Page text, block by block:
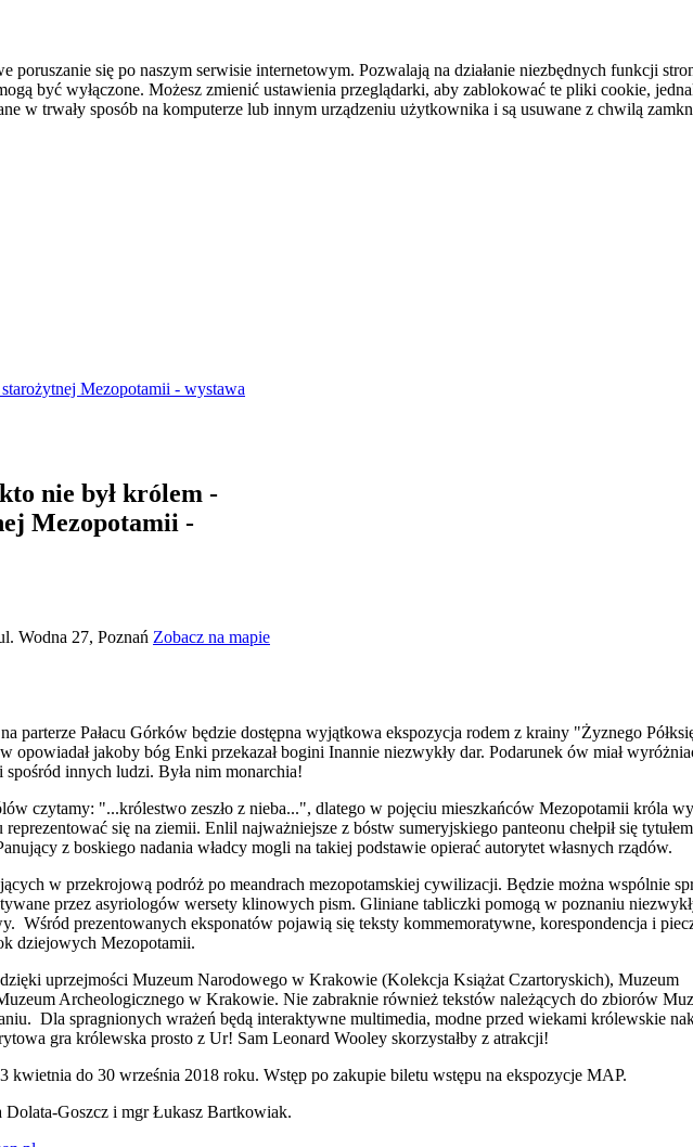
poruszanie się po naszym serwisie internetowym. Pozwalają na działanie niezbędnych funkcji
być wyłączone. Możesz zmienić ustawienia przeglądarki, aby zablokować te pliki cookie,
w trwały sposób na komputerze lub innym urządzeniu użytkownika i są usuwane z chwilą
Mezopotamii - wystawa
nie był królem -
Mezopotamii -
Wodna 27, Poznań Zobacz na mapie
parterze Pałacu Górków będzie dostępna wyjątkowa ekspozycja rodem z krainy "Żyznego
opowiadał jakoby bóg Enki przekazał bogini Inannie niezwykły dar. Podarunek ów miał
innych ludzi. Była nim monarchia!
czytamy: "...królestwo zeszło z nieba...", dlatego w pojęciu mieszkańców Mezopotamii króla
się na ziemii. Enlil najważniejsze z bóstw sumeryjskiego panteonu chełpił się
z boskiego nadania władcy mogli na takiej podstawie opierać autorytet własnych rządów.
w przekrojową podróż po meandrach mezopotamskiej cywilizacji. Będzie można wspólnie
przez asyriologów wersety klinowych pism. Gliniane tabliczki pomogą w poznaniu
Wśród prezentowanych eksponatów pojawią się teksty kommemoratywne, korespondencja i
dziejowych Mezopotamii.
uprzejmości Muzeum Narodowego w Krakowie (Kolekcja Książat Czartoryskich), Muzeum
Archeologicznego w Krakowie. Nie zabraknie również tekstów należących do zbiorów
Dla spragnionych wrażeń będą interaktywne multimedia, modne przed wiekami królewskie
gra królewska prosto z Ur! Sam Leonard Wooley skorzystałby z atrakcji!
kwietnia do 30 września 2018 roku. Wstęp po zakupie biletu wstępu na ekspozycje MAP.
Goszcz i mgr Łukasz Bartkowiak.